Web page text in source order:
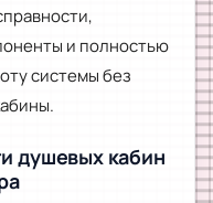
и полностью
системы без
душевых кабин